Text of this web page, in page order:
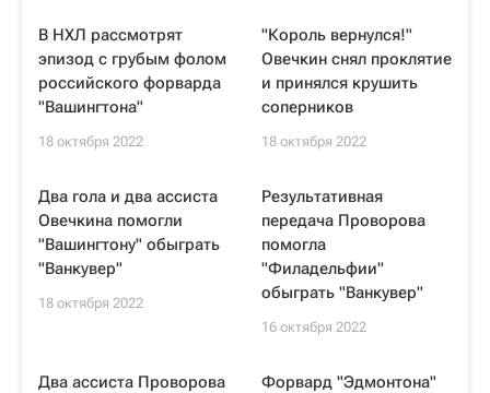
В НХЛ рассмотрят
эпизод с грубым фолом
российского форварда
"Вашингтона"
18 октября 2022
"Король вернулся!"
Овечкин снял проклятие
и принялся крушить
соперников
18 октября 2022
Два гола и два ассиста
Овечкина помогли
"Вашингтону" обыграть
"Ванкувер"
18 октября 2022
Результативная
передача Проворова
помогла
"Филадельфии"
обыграть "Ванкувер"
16 октября 2022
Два ассиста Проворова
Форвард "Эдмонтона"